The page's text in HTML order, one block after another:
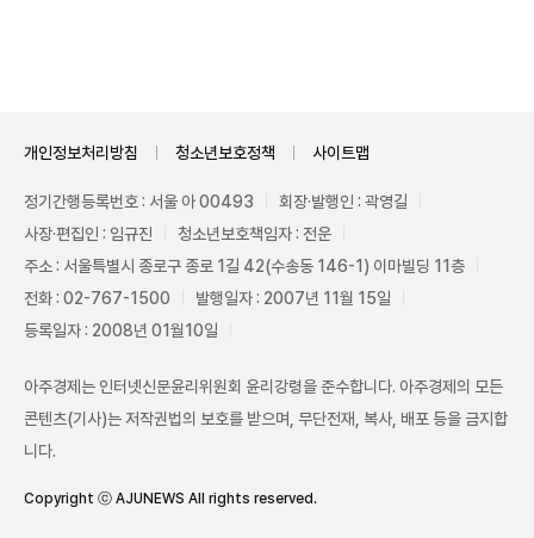
개인정보처리방침 청소년보호정책 사이트맵
정기간행등록번호 : 서울 아 00493
회장·발행인 : 곽영길
사장·편집인 : 임규진
청소년보호책임자 : 전운
주소 : 서울특별시 종로구 종로 1길 42(수송동 146-1) 이마빌딩 11층
전화 : 02-767-1500
발행일자 : 2007년 11월 15일
등록일자 : 2008년 01월10일
아주경제는 인터넷신문윤리위원회 윤리강령을 준수합니다. 아주경제의 모든
콘텐츠(기사)는 저작권법의 보호를 받으며, 무단전재, 복사, 배포 등을 금지합
니다.
Copyright ⓒ AJUNEWS All rights reserved.